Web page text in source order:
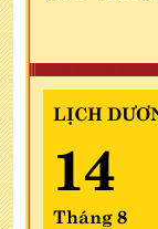
LỊCH
14
Tháng 8